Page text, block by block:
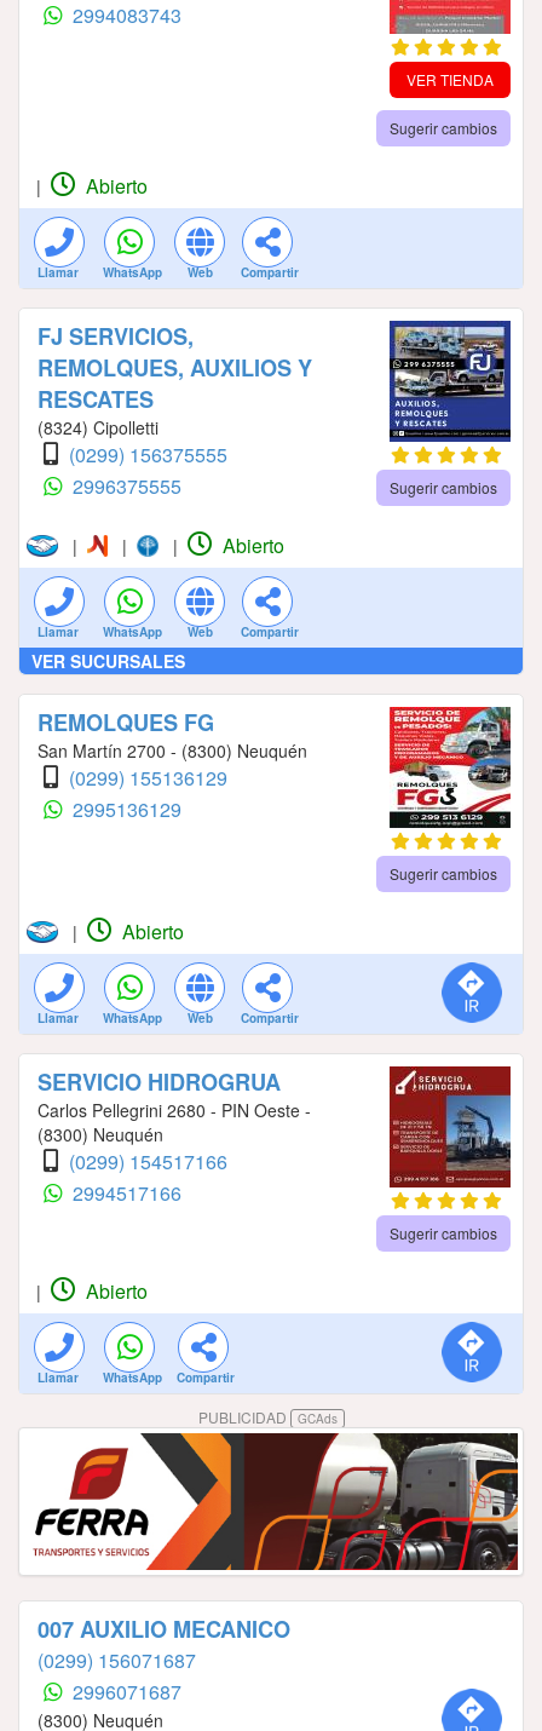
2994083743
VER TIENDA
Sugerir cambios
| Abierto
Llamar WhatsApp Web Compartir
FJ SERVICIOS,
REMOLQUES, AUXILIOS Y
RESCATES
(8324) Cipolletti
(0299) 156375555
2996375555
Sugerir cambios
| | | Abierto
Llamar WhatsApp Web Compartir
VER SUCURSALES
REMOLQUES FG
San Martín 2700 - (8300) Neuquén
(0299) 155136129
2995136129
Sugerir cambios
| Abierto
Llamar WhatsApp Web Compartir
SERVICIO HIDROGRUA
Carlos Pellegrini 2680 - PIN Oeste -
(8300) Neuquén
(0299) 154517166
2994517166
Sugerir cambios
| Abierto
Llamar WhatsApp Compartir
PUBLICIDAD GCAds
007 AUXILIO MECANICO
(0299) 156071687
2996071687
(8300) Neuquén